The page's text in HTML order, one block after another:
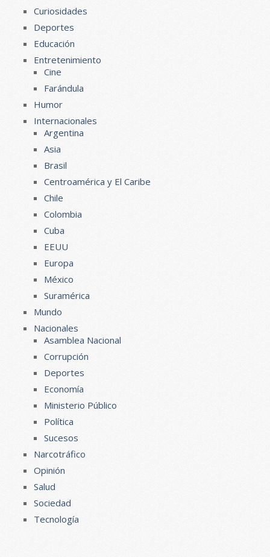
Curiosidades
Deportes
Educación
Entretenimiento
Cine
Farándula
Humor
Internacionales
Argentina
Asia
Brasil
Centroamérica y El Caribe
Chile
Colombia
Cuba
EEUU
Europa
México
Suramérica
Mundo
Nacionales
Asamblea Nacional
Corrupción
Deportes
Economía
Ministerio Público
Política
Sucesos
Narcotráfico
Opinión
Salud
Sociedad
Tecnología